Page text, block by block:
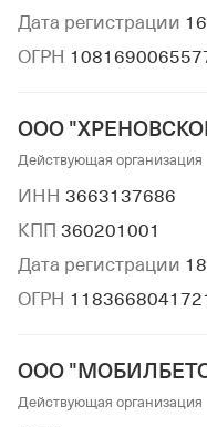
Дата регистрации
ОГРН
ООО
Действующая организация
ИНН 3663137686
КПП 360201001
Дата регистрации
ОГРН
ООО
Действующая организация